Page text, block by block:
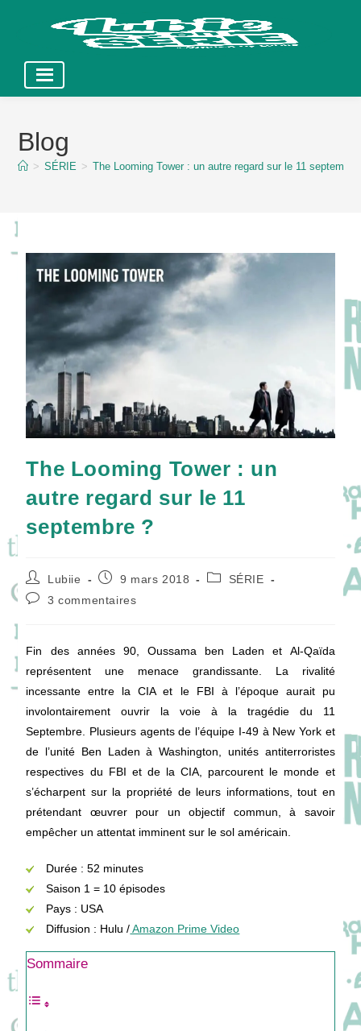
contentBlog
> SÉRIE > The Looming Tower : un autre regard sur le 11 septembre
The Looming Tower : un
autre regard sur le 11
septembre ?
Auteur/autrice
de
la
Lubiie
Publication
9 mars 2018
PostSÉRIE
Commentaires
3 commentaires
Fin des années 90, Oussama ben Laden et Al-Qaïda
représentent une menace grandissante. La rivalité
incessante entre la CIA et le FBI à l’époque aurait pu
involontairement ouvrir la voie à la tragédie du 11
Septembre. Plusieurs agents de l’équipe I-49 à New York et
de l’unité Ben Laden à Washington, unités antiterroristes
respectives du FBI et de la CIA, parcourent le monde et
s’écharpent sur la propriété de leurs informations, tout en
prétendant œuvrer pour un objectif commun, à savoir
empêcher un attentat imminent sur le sol américain.
Durée : 52 minutes
Saison 1 = 10 épisodes
Pays : USA
Diffusion : Hulu /Amazon Prime Video
Sommaire